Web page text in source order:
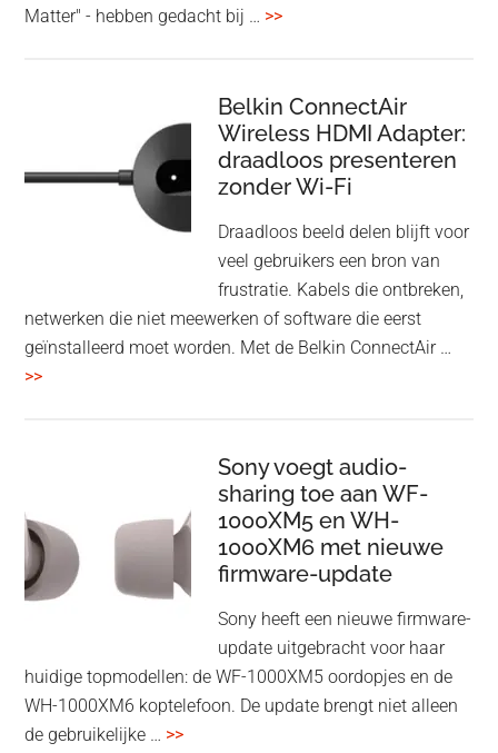
Matter" - hebben gedacht bij … >>overHoofdtelefoon
Speaker
in
een
twist
Belkin ConnectAir
Wireless HDMI Adapter:
draadloos presenteren
zonder Wi-Fi
Draadloos beeld delen blijft voor
veel gebruikers een bron van
frustratie. Kabels die ontbreken,
netwerken die niet meewerken of software die eerst
geïnstalleerd moet worden. Met de Belkin ConnectAir …
>>overBelkin
draadloos
presenteren
zonder
Wi-
Sony voegt audio-
sharing toe aan WF-
1000XM5 en WH-
1000XM6 met nieuwe
firmware-update
Sony heeft een nieuwe firmware-
update uitgebracht voor haar
huidige topmodellen: de WF-1000XM5 oordopjes en de
WH-1000XM6 koptelefoon. De update brengt niet alleen
de gebruikelijke … >>overSony